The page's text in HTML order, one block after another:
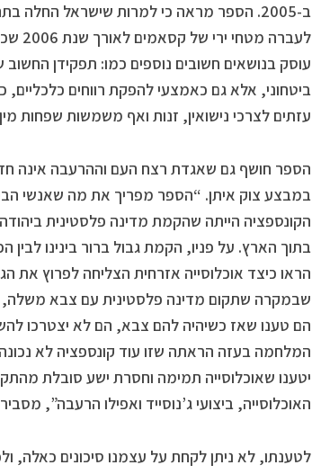
עוסק בנושאים חשובים נוספים כמו: תפקידן
ביטחוני, אלא גם כאמצעי להפקת רווחים כלכליים,
עזתים לצרכי נישואין, זנות ואף משמשות שפחות
הספר חושף גם שאגדת רצח העם וההרעבה אינה
במבצע צוק איתן. “הספר מפריך את מה שאנשי
הקונספציה הייתה שהקמת מדינה פלסטינית
בתוך הארץ. על פניו, הקמת גבול ברור בינינו
הראו כיצד אוכלוסייה אזרחית הצליחה לפרוץ את
שבמקרה שתקום מדינה פלסטינית עם צבא משלה,
הם טענו שאז כשיהיה להם צבא, הם לא יצטרכו
המלחמה בעזה הראתה שזו עוד קונספציה לא
יטענו שאוכלוסייה תמימה וחסרת ישע סובלת
האוכלוסייה, ביצועי ג’נוסייד ואפילו הרעבה”, מסביר
לטענתו, לא ניתן לקחת על עצמנו סיכונים כאלה,